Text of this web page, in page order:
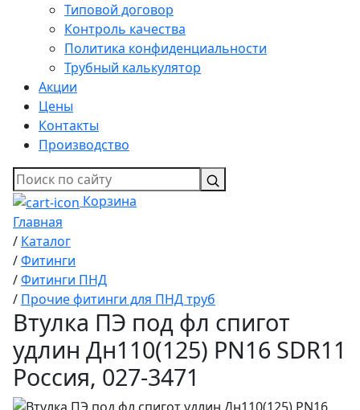
Типовой договор
Контроль качества
Политика конфиденциальности
Трубный калькулятор
Акции
Цены
Контакты
Производство
Корзина
Главная
/ Каталог
/Фитинги
/Фитинги ПНД
/ Прочие фитинги для ПНД труб
Втулка ПЭ под фл спигот
удлин Дн110(125) PN16 SDR11
Россия, 027-3471